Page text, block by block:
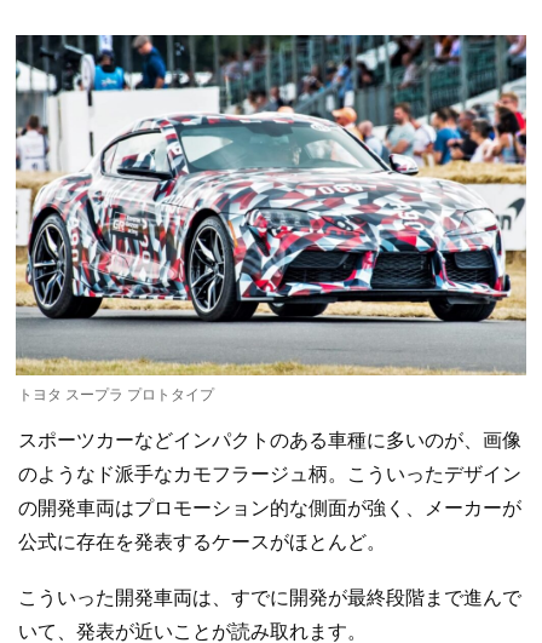
トヨタ スープラ プロトタイプ
スポーツカーなどインパクトのある車種に多いのが、画像
のようなド派手なカモフラージュ柄。こういったデザイン
の開発車両はプロモーション的な側面が強く、メーカーが
公式に存在を発表するケースがほとんど。
こういった開発車両は、すでに開発が最終段階まで進んで
いて、発表が近いことが読み取れます。